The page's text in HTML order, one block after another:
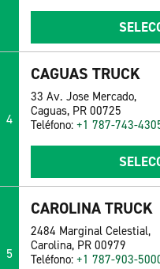
4
CAGUAS TRUCK
33 Av. Jose Mercado,
Caguas, PR 00725
Teléfono: +1 787-743-
5
CAROLINA TRUCK
2484 Marginal Celestial,
Carolina, PR 00979
Teléfono: +1 787-903-